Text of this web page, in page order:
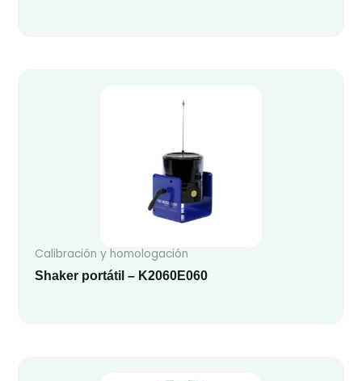
Calibración y homologación
Shaker portátil – K2060E060